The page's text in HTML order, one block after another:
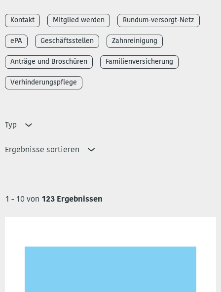
Kontakt Mitglied werden Rundum-versorgt-Netz
ePA Geschäftsstellen Zahnreinigung
Anträge und Broschüren Familienversicherung
Verhinderungspflege
Typ
Ergebnisse sortieren
1 - 10 von 123 Ergebnissen